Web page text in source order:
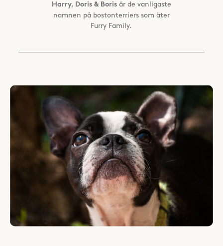
Harry, Doris & Borisär de vanligaste
namnen på bostonterriers som äter
Furry Family.